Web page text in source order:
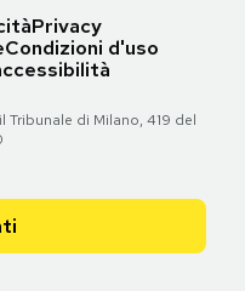
Privacy
Condizioni d'uso
Tribunale di Milano, 419 del